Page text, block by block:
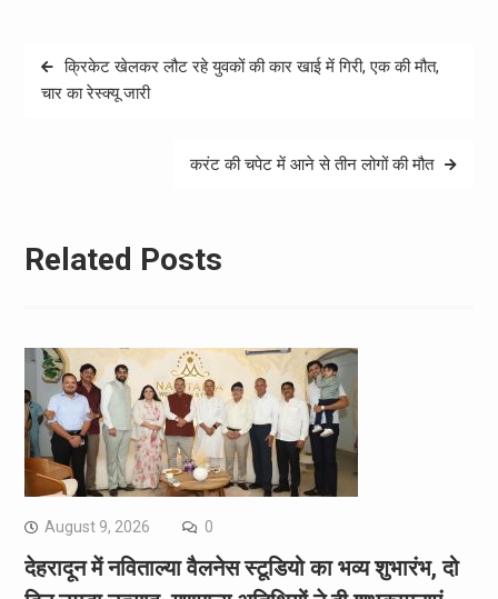
Post
navigation
क्रिकेट खेलकर लौट रहे युवकों की कार खाई में गिरी, एक की मौत,
चार का रेस्क्यू जारी
करंट की चपेट में आने से तीन लोगों की मौत
Related Posts
August 9, 2026 0
देहरादून में नविताल्या वैलनेस स्टूडियो का भव्य शुभारंभ, दो